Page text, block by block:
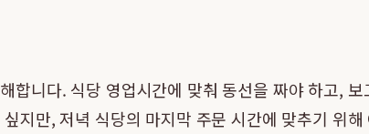
니다. 식당 영업시간에 맞춰 동선을 짜야 하고,
지만, 저녁 식당의 마지막 주문 시간에 맞추기 위